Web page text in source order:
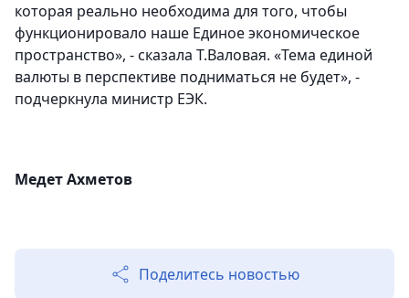
которая реально необходима для того, чтобы
функционировало наше Единое экономическое
пространство», - сказала Т.Валовая. «Тема единой
валюты в перспективе подниматься не будет», -
подчеркнула министр ЕЭК.
Медет Ахметов
Поделитесь новостью